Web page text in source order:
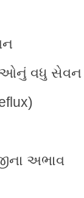
વધુ સેવન
અભાવ